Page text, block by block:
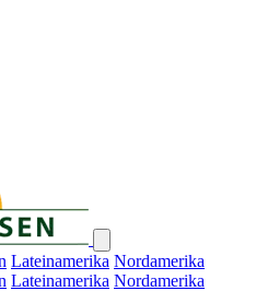
Lateinamerika Nordamerika
Lateinamerika Nordamerika